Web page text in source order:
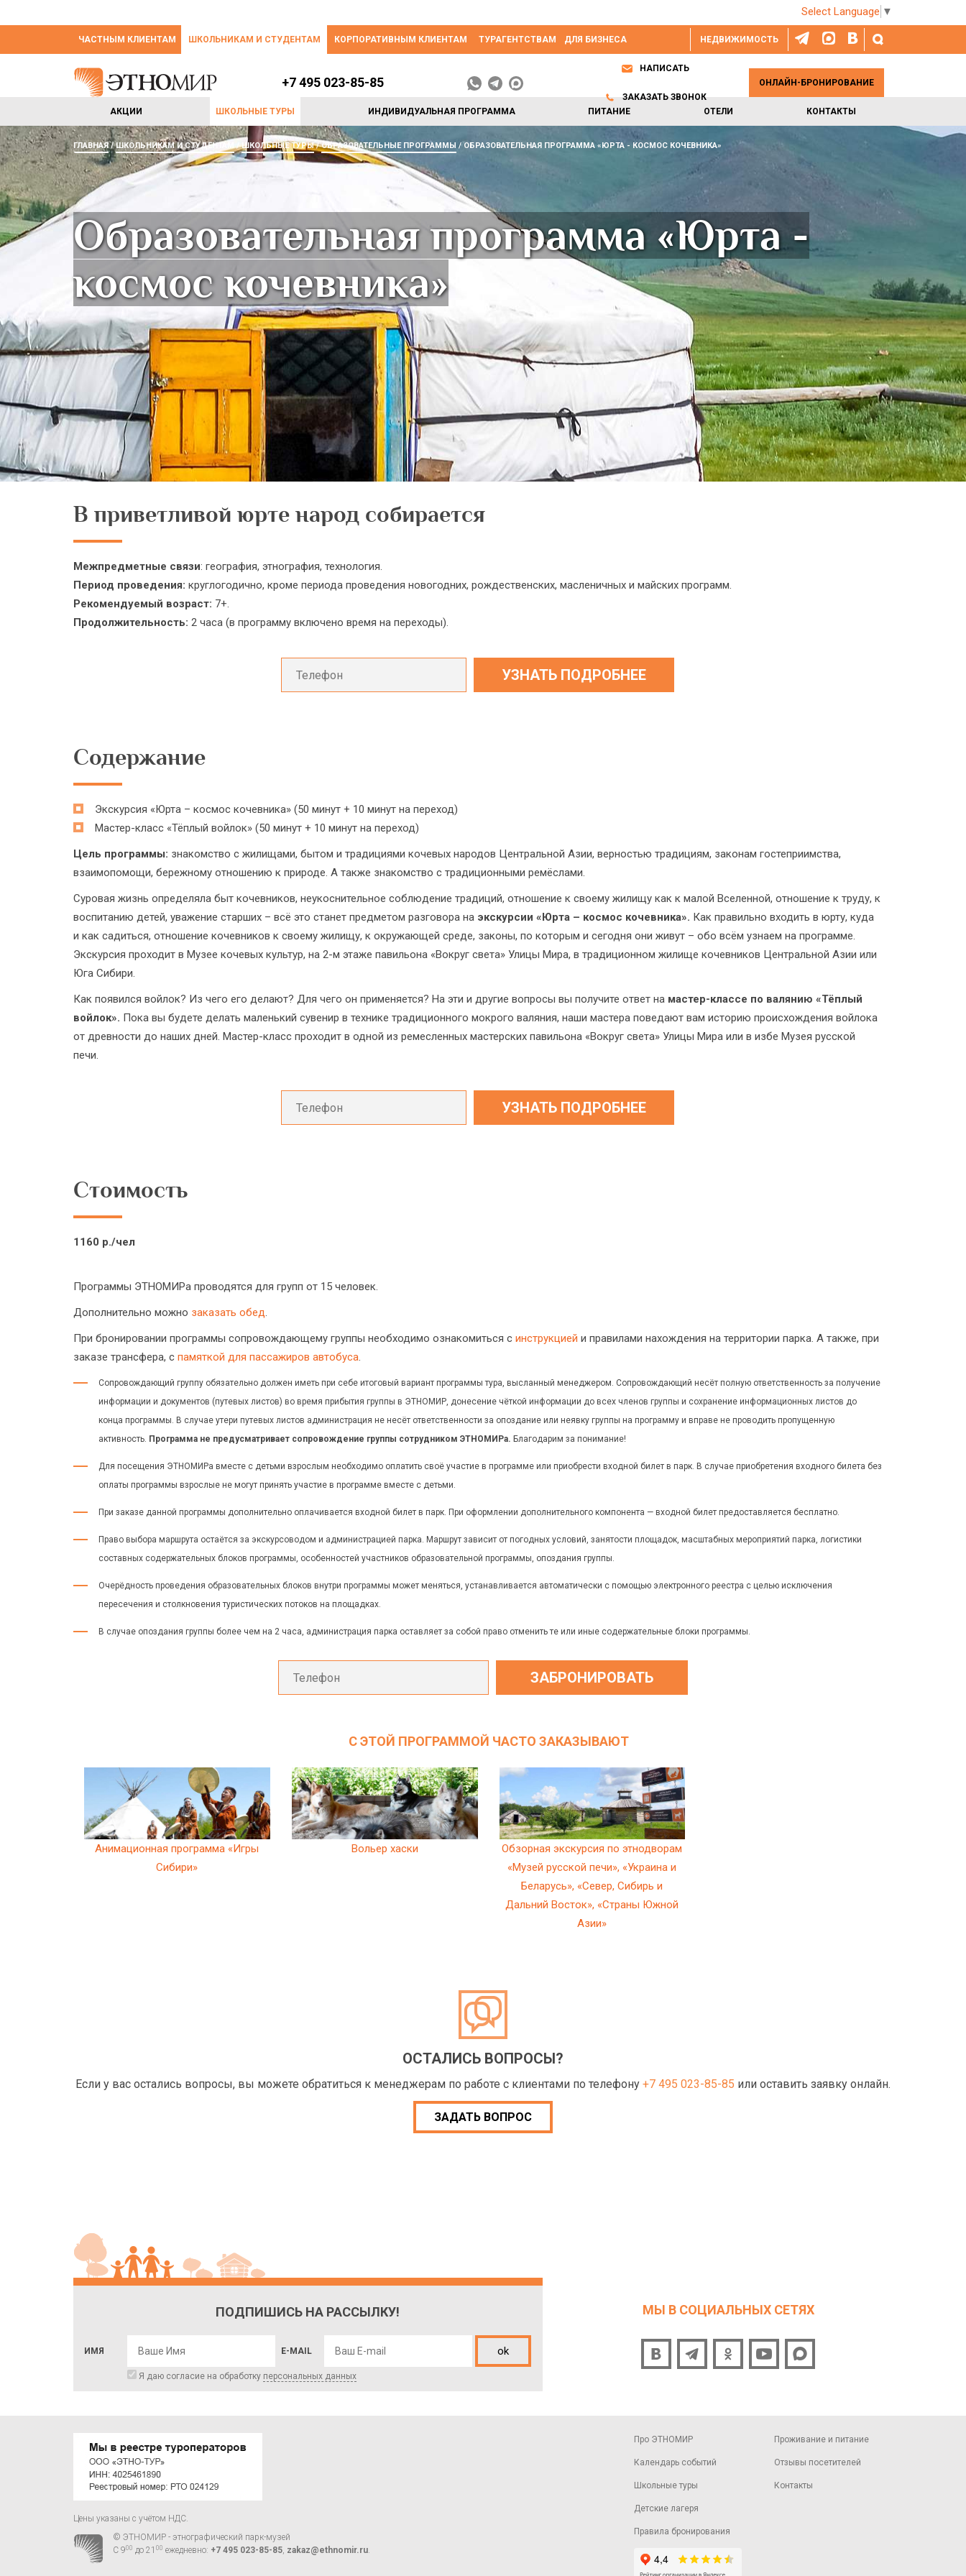
Select Language ▼
НЕДВИЖИМОСТЬ
ЧАСТНЫМ КЛИЕНТАМ ШКОЛЬНИКАМ И СТУДЕНТАМ КОРПОРАТИВНЫМ КЛИЕНТАМ ТУРАГЕНТСТВАМ ДЛЯ БИЗНЕСА
АКЦИИ ШКОЛЬНЫЕ ТУРЫ ИНДИВИДУАЛЬНАЯ ПРОГРАММА ПИТАНИЕ ОТЕЛИ КОНТАКТЫ
+7 495 023-85-85
НАПИСАТЬ
ЗАКАЗАТЬ ЗВОНОК
ОНЛАЙН-БРОНИРОВАНИЕ
ГЛАВНАЯ ШКОЛЬНИКАМ И СТУДЕНТАМ ШКОЛЬНЫЕ ТУРЫ ОБРАЗОВАТЕЛЬНЫЕ ПРОГРАММЫ ОБРАЗОВАТЕЛЬНАЯ ПРОГРАММА «ЮРТА - КОСМОС КОЧЕВНИКА»
Образовательная программа «Юрта -
космос кочевника»
В приветливой юрте народ собирается
Межпредметные связи: география, этнография, технология.
Период проведения: круглогодично, кроме периода проведения новогодних, рождественских, масленичных и майских программ.
Рекомендуемый возраст: 7+.
Продолжительность: 2 часа (в программу включено время на переходы).
Содержание
Экскурсия «Юрта – космос кочевника» (50 минут + 10 минут на переход)
Мастер-класс «Тёплый войлок» (50 минут + 10 минут на переход)
Цель программы: знакомство с жилищами, бытом и традициями кочевых народов Центральной Азии, верностью традициям, законам гостеприимства,
взаимопомощи, бережному отношению к природе. А также знакомство с традиционными ремёслами.
Суровая жизнь определяла быт кочевников, неукоснительное соблюдение традиций, отношение к своему жилищу как к малой Вселенной, отношение к труду, к
воспитанию детей, уважение старших – всё это станет предметом разговора на экскурсии «Юрта – космос кочевника». Как правильно входить в юрту, куда
и как садиться, отношение кочевников к своему жилищу, к окружающей среде, законы, по которым и сегодня они живут – обо всём узнаем на программе.
Экскурсия проходит в Музее кочевых культур, на 2-м этаже павильона «Вокруг света» Улицы Мира, в традиционном жилище кочевников Центральной Азии или
Юга Сибири.
Как появился войлок? Из чего его делают? Для чего он применяется? На эти и другие вопросы вы получите ответ на мастер-классе по валянию «Тёплый
войлок». Пока вы будете делать маленький сувенир в технике традиционного мокрого валяния, наши мастера поведают вам историю происхождения войлока
от древности до наших дней. Мастер-класс проходит в одной из ремесленных мастерских павильона «Вокруг света» Улицы Мира или в избе Музея русской
печи.
Стоимость
1160 р./чел
Программы ЭТНОМИРа проводятся для групп от 15 человек.
Дополнительно можно заказать обед.
При бронировании программы сопровождающему группы необходимо ознакомиться с инструкцией и правилами нахождения на территории парка. А также, при
заказе трансфера, с памяткой для пассажиров автобуса.
Сопровождающий группу обязательно должен иметь при себе итоговый вариант программы тура, высланный менеджером. Сопровождающий несёт полную ответственность за получение
информации и документов (путевых листов) во время прибытия группы в ЭТНОМИР, донесение чёткой информации до всех членов группы и сохранение информационных листов до
конца программы. В случае утери путевых листов администрация не несёт ответственности за опоздание или неявку группы на программу и вправе не проводить пропущенную
активность. Программа не предусматривает сопровождение группы сотрудником ЭТНОМИРа. Благодарим за понимание!
Для посещения ЭТНОМИРа вместе с детьми взрослым необходимо оплатить своё участие в программе или приобрести входной билет в парк. В случае приобретения входного билета без
оплаты программы взрослые не могут принять участие в программе вместе с детьми.
При заказе данной программы дополнительно оплачивается входной билет в парк. При оформлении дополнительного компонента — входной билет предоставляется бесплатно.
Право выбора маршрута остаётся за экскурсоводом и администрацией парка. Маршрут зависит от погодных условий, занятости площадок, масштабных мероприятий парка, логистики
составных содержательных блоков программы, особенностей участников образовательной программы, опоздания группы.
Очерёдность проведения образовательных блоков внутри программы может меняться, устанавливается автоматически с помощью электронного реестра с целью исключения
пересечения и столкновения туристических потоков на площадках.
В случае опоздания группы более чем на 2 часа, администрация парка оставляет за собой право отменить те или иные содержательные блоки программы.
С ЭТОЙ ПРОГРАММОЙ ЧАСТО ЗАКАЗЫВАЮТ
Анимационная программа «Игры
Сибири»
Вольер хаски
Обзорная экскурсия по этнодворам
«Музей русской печи», «Украина и
Беларусь», «Север, Сибирь и
Дальний Восток», «Страны Южной
Азии»
ОСТАЛИСЬ ВОПРОСЫ?
Если у вас остались вопросы, вы можете обратиться к менеджерам по работе с клиентами по телефону +7 495 023-85-85 или оставить заявку онлайн.
ЗАДАТЬ ВОПРОС
ПОДПИШИСЬ НА РАССЫЛКУ!
ИМЯ E-MAIL ok
Я даю согласие на обработку персональных данных
МЫ В СОЦИАЛЬНЫХ СЕТЯХ
Про ЭТНОМИР
Календарь событий
Школьные туры
Детские лагеря
Правила бронирования
Проживание и питание
Отзывы посетителей
Контакты
Цены указаны с учётом НДС.
© ЭТНОМИР - этнографический парк-музей
С 900 до 21 00 ежедневно: +7 495 023-85-85, zakaz@ethnomir.ru.